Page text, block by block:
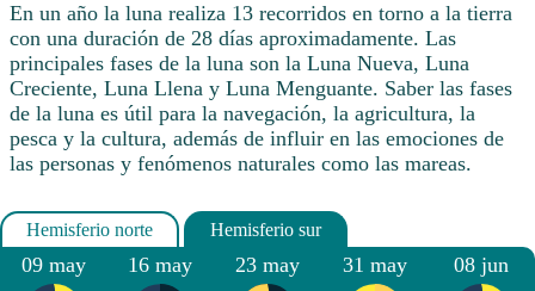
En un año la luna realiza 13 recorridos en torno a la tierra
con una duración de 28 días aproximadamente. Las
principales fases de la luna son la Luna Nueva, Luna
Creciente, Luna Llena y Luna Menguante. Saber las fases
de la luna es útil para la navegación, la agricultura, la
pesca y la cultura, además de influir en las emociones de
las personas y fenómenos naturales como las mareas.
09 may 16 may 23 may 31 may 08 jun